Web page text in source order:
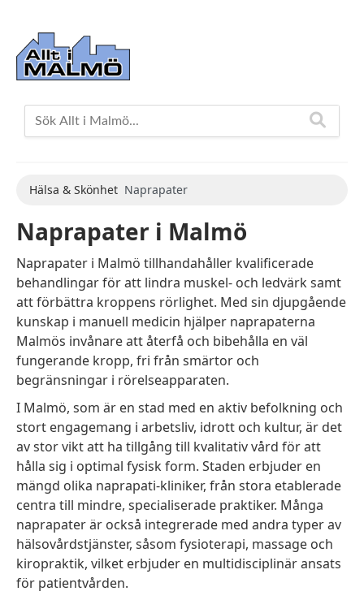
Hälsa & Skönhet Naprapater
Naprapater i Malmö
Naprapater i Malmö tillhandahåller kvalificerade
behandlingar för att lindra muskel- och ledvärk samt
att förbättra kroppens rörlighet. Med sin djupgående
kunskap i manuell medicin hjälper naprapaterna
Malmös invånare att återfå och bibehålla en väl
fungerande kropp, fri från smärtor och
begränsningar i rörelseapparaten.
I Malmö, som är en stad med en aktiv befolkning och
stort engagemang i arbetsliv, idrott och kultur, är det
av stor vikt att ha tillgång till kvalitativ vård för att
hålla sig i optimal fysisk form. Staden erbjuder en
mängd olika naprapati-kliniker, från stora etablerade
centra till mindre, specialiserade praktiker. Många
naprapater är också integrerade med andra typer av
hälsovårdstjänster, såsom fysioterapi, massage och
kiropraktik, vilket erbjuder en multidisciplinär ansats
för patientvården.